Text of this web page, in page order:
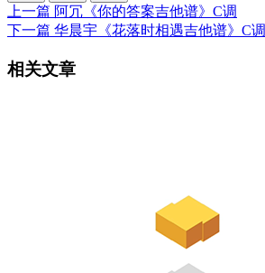
上一篇 阿冗《你的答案吉他谱》C调
下一篇 华晨宇《花落时相遇吉他谱》C调
相关文章